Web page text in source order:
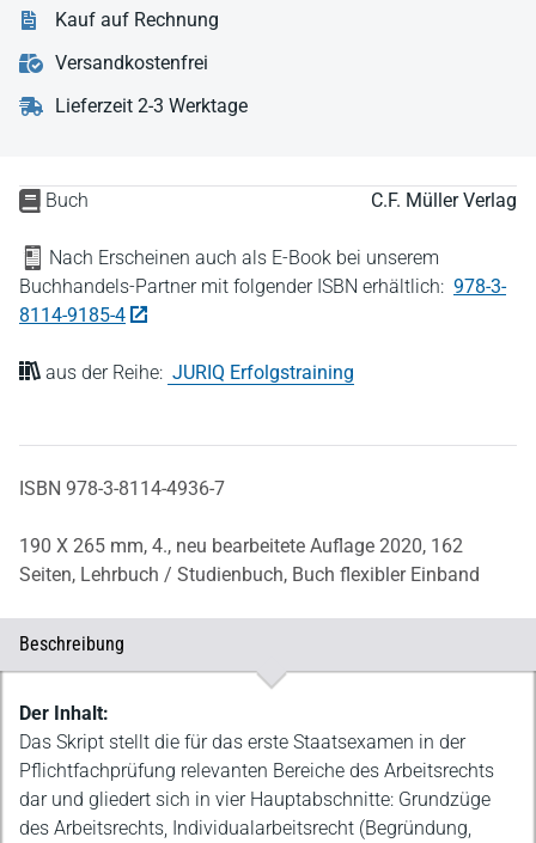
Buch C.F. Müller Verlag
Nach Erscheinen auch als E-Book bei unserem
Buchhandels-Partner mit folgender ISBN erhältlich: 978-3-
8114-9185-4
aus der Reihe: JURIQ Erfolgstraining
ISBN 978-3-8114-4936-7
190 X 265 mm, 4., neu bearbeitete Auflage 2020, 162
Seiten, Lehrbuch / Studienbuch, Buch flexibler Einband
Kauf auf Rechnung
Versandkostenfrei
Lieferzeit 2-3 Werktage
Beschreibung
Beschreibung
Der Inhalt:
Das Skript stellt die für das erste Staatsexamen in der
Pflichtfachprüfung relevanten Bereiche des Arbeitsrechts
dar und gliedert sich in vier Hauptabschnitte: Grundzüge
des Arbeitsrechts, Individualarbeitsrecht (Begründung,